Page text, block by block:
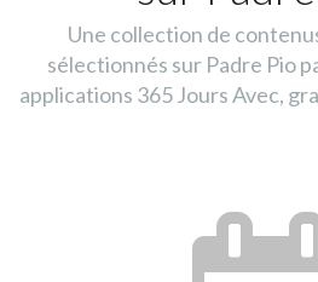
Une collection de
sélectionnés sur Padre Pio
applications 365 Jours Avec,